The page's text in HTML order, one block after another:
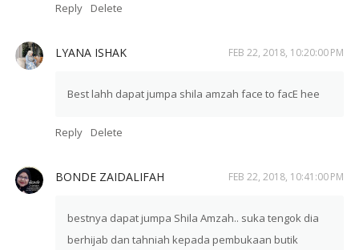
Reply Delete
LYANA ISHAK FEB 22, 2018, 10:20:00 PM
Best lahh dapat jumpa shila amzah face to facE hee
Reply Delete
BONDE ZAIDALIFAH FEB 22, 2018, 10:41:00 PM
bestnya dapat jumpa Shila Amzah.. suka tengok dia
berhijab dan tahniah kepada pembukaan butik